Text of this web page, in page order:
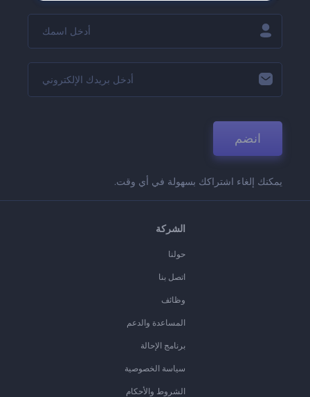
انضم
يمكنك إلغاء اشتراكك بسهولة في أي وقت.
الشركة
حولنا
اتصل بنا
وظائف
المساعدة والدعم
برنامج الإحالة
سياسة الخصوصية
الشروط والأحكام